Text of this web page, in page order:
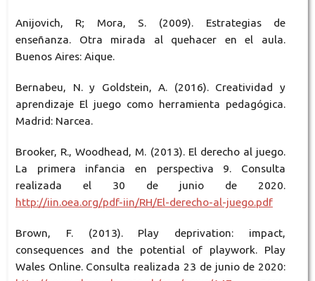
Anijovich, R; Mora, S. (2009). Estrategias de
enseñanza. Otra mirada al quehacer en el aula.
Buenos Aires: Aique.
Bernabeu, N. y Goldstein, A. (2016). Creatividad y
aprendizaje El juego como herramienta pedagógica.
Madrid: Narcea.
Brooker, R., Woodhead, M. (2013). El derecho al juego.
La primera infancia en perspectiva 9. Consulta
realizada el 30 de junio de 2020.
http://iin.oea.org/pdf-iin/RH/El-derecho-al-juego.pdf
Brown, F. (2013). Play deprivation: impact,
consequences and the potential of playwork. Play
Wales Online. Consulta realizada 23 de junio de 2020: